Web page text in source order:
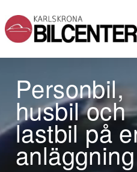
Personbil,
husbil och
lastbil på
anläggning